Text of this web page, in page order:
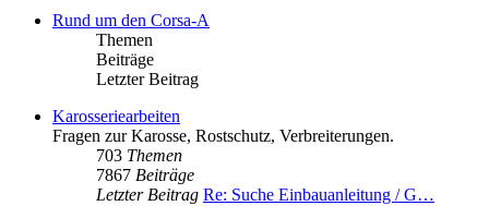
Rund um den Corsa-A
Themen
Beiträge
Letzter Beitrag
Karosseriearbeiten
Fragen zur Karosse, Rostschutz, Verbreiterungen.
703 Themen
7867 Beiträge
Letzter Beitrag Re: Suche Einbauanleitung / G…